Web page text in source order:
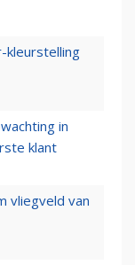
kleurstelling
in
klant
vliegveld van